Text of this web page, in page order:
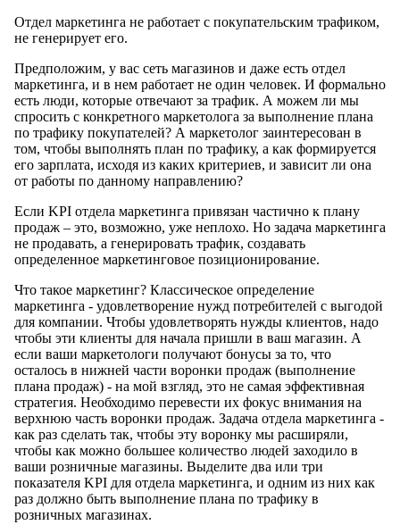
Отдел маркетинга не работает с покупательским трафиком,
не генерирует его.
Предположим, у вас сеть магазинов и даже есть отдел
маркетинга, и в нем работает не один человек. И формально
есть люди, которые отвечают за трафик. А можем ли мы
спросить с конкретного маркетолога за выполнение плана
по трафику покупателей? А маркетолог заинтересован в
том, чтобы выполнять план по трафику, а как формируется
его зарплата, исходя из каких критериев, и зависит ли она
от работы по данному направлению?
Если KPI отдела маркетинга привязан частично к плану
продаж – это, возможно, уже неплохо. Но задача маркетинга
не продавать, а генерировать трафик, создавать
определенное маркетинговое позиционирование.
Что такое маркетинг? Классическое определение
маркетинга - удовлетворение нужд потребителей с выгодой
для компании. Чтобы удовлетворять нужды клиентов, надо
чтобы эти клиенты для начала пришли в ваш магазин. А
если ваши маркетологи получают бонусы за то, что
осталось в нижней части воронки продаж (выполнение
плана продаж) - на мой взгляд, это не самая эффективная
стратегия. Необходимо перевести их фокус внимания на
верхнюю часть воронки продаж. Задача отдела маркетинга -
как раз сделать так, чтобы эту воронку мы расширяли,
чтобы как можно большее количество людей заходило в
ваши розничные магазины. Выделите два или три
показателя KPI для отдела маркетинга, и одним из них как
раз должно быть выполнение плана по трафику в
розничных магазинах.